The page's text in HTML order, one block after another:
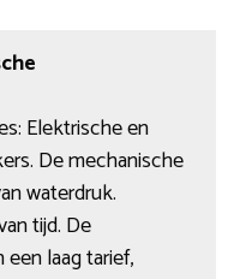
Elektrische en
De mechanische
waterdruk.
tijd. De
laag tarief,